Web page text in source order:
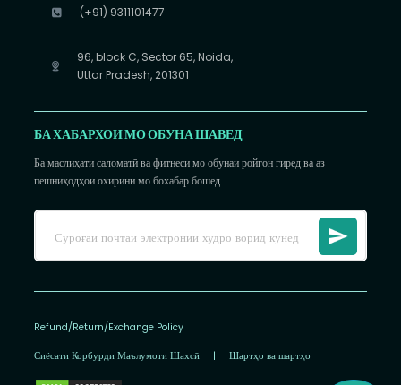
(+91) 9311101477
96, block C, Sector 65, Noida,
Uttar Pradesh, 201301
БА ХАБАРХОИ МО ОБУНА ШАВЕД
Ба маслиҳати саломатӣ ва фитнеси мо обунаи ройгон гиред ва аз
пешниҳодҳои охирини мо бохабар бошед
Refund/Return/Exchange Policy
Сиёсати Корбурди Маълумоти Шахсӣ | Шартҳо ва шартҳо